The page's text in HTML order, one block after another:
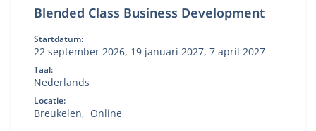
Blended Class Business Development
Startdatum:
22 september 2026, 19 januari 2027, 7 april 2027
Taal:
Nederlands
Locatie:
Breukelen
Online